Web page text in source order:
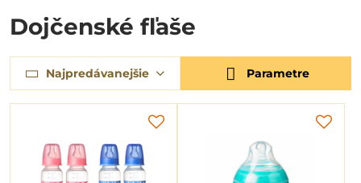
Dojčenské fľaše
Najpredávanejšie Parametre